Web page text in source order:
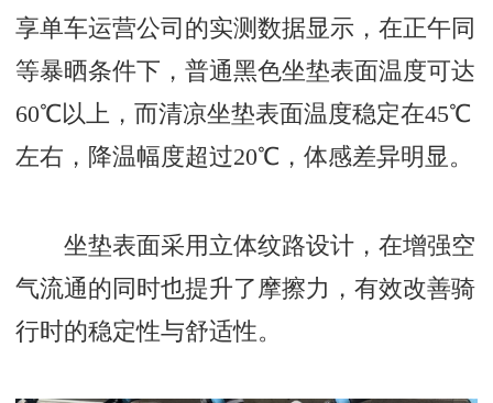
享单车运营公司的实测数据显示，在正午同
等暴晒条件下，普通黑色坐垫表面温度可达
60℃以上，而清凉坐垫表面温度稳定在45℃
左右，降温幅度超过20℃，体感差异明显。
坐垫表面采用立体纹路设计，在增强空
气流通的同时也提升了摩擦力，有效改善骑
行时的稳定性与舒适性。